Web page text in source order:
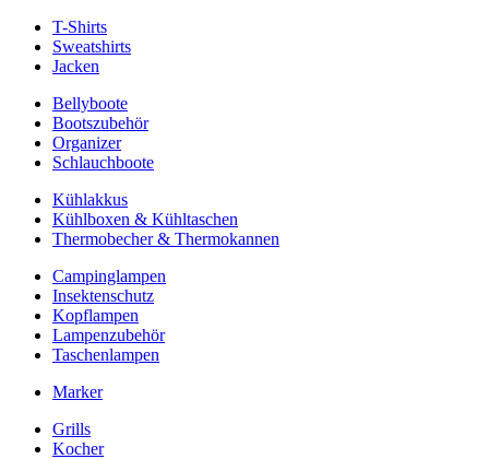
T-Shirts
Sweatshirts
Jacken
Bellyboote
Bootszubehör
Organizer
Schlauchboote
Kühlakkus
Kühlboxen & Kühltaschen
Thermobecher & Thermokannen
Campinglampen
Insektenschutz
Kopflampen
Lampenzubehör
Taschenlampen
Marker
Grills
Kocher